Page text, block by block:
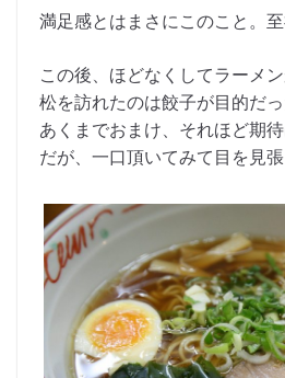
満足感とはまさにこのこと。至
この後、ほどなくしてラーメ
松を訪れたのは餃子が目的だ
あくまでおまけ、それほど期
だが、一口頂いてみて目を見張